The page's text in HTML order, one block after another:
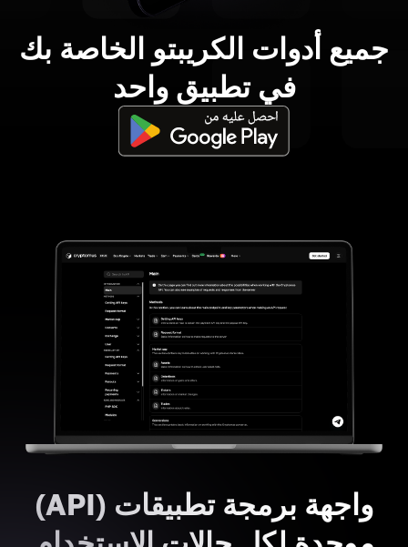
جميع أدوات الكريبتو الخاصة بك
في تطبيق واحد
واجهة برمجة تطبيقات (API)